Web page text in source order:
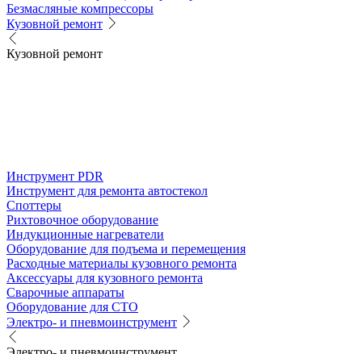
Безмасляные компрессоры
Кузовной ремонт
Кузовной ремонт
Инструмент PDR
Инструмент для ремонта автостекол
Споттеры
Рихтовочное оборудование
Индукционные нагреватели
Оборудование для подъема и перемещения
Расходные материалы кузовного ремонта
Аксессуары для кузовного ремонта
Сварочные аппараты
Оборудование для СТО
Электро- и пневмоинструмент